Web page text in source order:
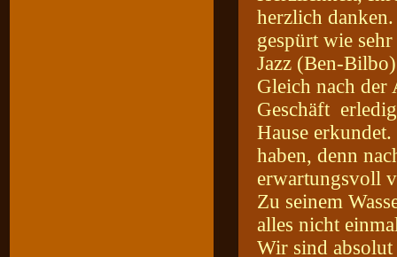
herzlich
gespürt wie
Jazz (Ben-
Gleich nach der
Geschäft
Hause
haben, denn
erwartungsvoll
Zu seinem
alles nicht
Wir sind